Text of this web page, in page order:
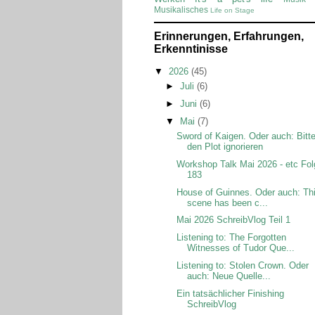
Musikalisches Life on Stage
Erinnerungen, Erfahrungen,
Erkenntinisse
▼ 2026 (45)
► Juli (6)
► Juni (6)
▼ Mai (7)
Sword of Kaigen. Oder auch:
den Plot ignorieren
Workshop Talk Mai 2026 - etc
183
House of Guinnes. Oder auch:
scene has been c...
Mai 2026 SchreibVlog Teil 1
Listening to: The Forgotten
Witnesses of Tudor Que...
Listening to: Stolen Crown. Oder
auch: Neue Quelle...
Ein tatsächlicher Finishing
SchreibVlog